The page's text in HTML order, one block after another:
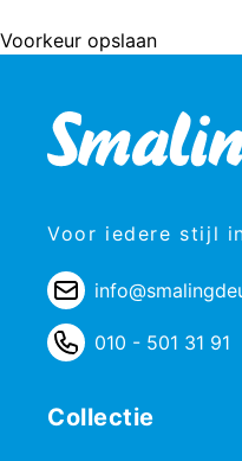
Voorkeur opslaan
Voor iedere stijl
010 - 501 31 91
Collectie